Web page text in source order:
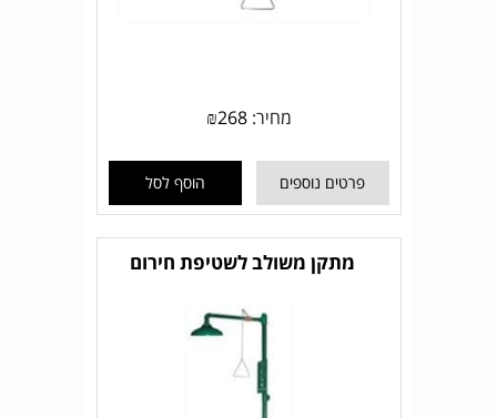
מחיר: ₪268
פרטים נוספים הוסף לסל
מתקן משולב לשטיפת חירום